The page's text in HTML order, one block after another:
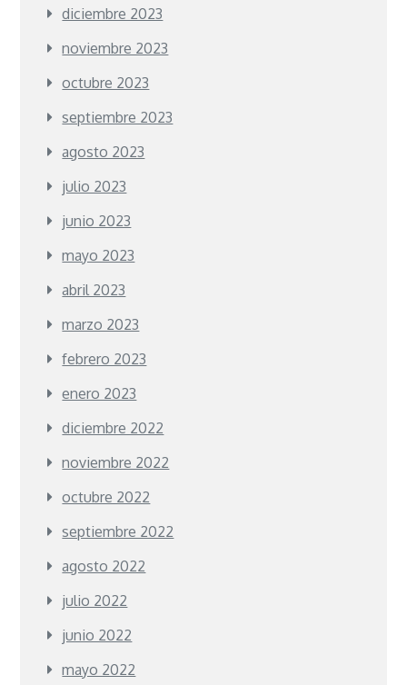
diciembre 2023
noviembre 2023
octubre 2023
septiembre 2023
agosto 2023
julio 2023
junio 2023
mayo 2023
abril 2023
marzo 2023
febrero 2023
enero 2023
diciembre 2022
noviembre 2022
octubre 2022
septiembre 2022
agosto 2022
julio 2022
junio 2022
mayo 2022